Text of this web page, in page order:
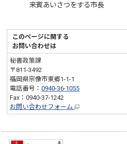
来賓あいさつをする市長
このページに関する
お問い合わせは
秘書政策課
〒811-3492
福岡県宗像市東郷1-1-1
電話番号：0940-36-1055
Fax：0940-37-1242
お問い合わせフォーム